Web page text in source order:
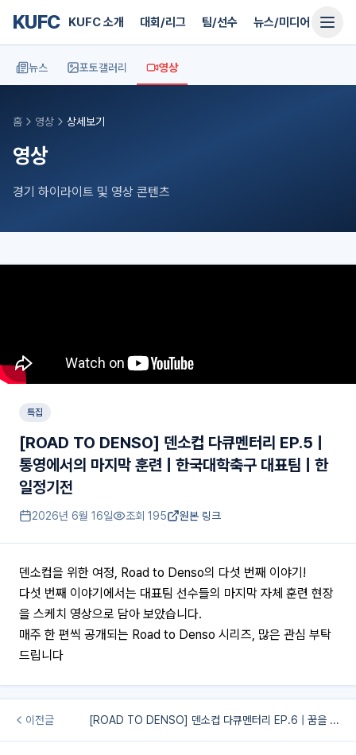
KUFC KUFC 소개 대회/리그 팀/선수 뉴스/미디어 지원
뉴스 포토갤러리 영상
홈 영상 상세보기
영상
경기 하이라이트 및 영상 콘텐츠
특집
[ROAD TO DENSO] 덴소컵 다큐멘터리 EP.5 |
통영에서의 마지막 훈련 | 한국대학축구 대표팀 | 한
일정기전
2026년 6월 16일 조회 195 원본 링크
덴소컵을 위한 여정, Road to Denso의 다섯 번째 이야기!
다섯 번째 이야기에서는 대표팀 선수들의 마지막 자체 훈련 현장
을 스케치 영상으로 담아 보았습니다.
매주 한 편씩 공개되는 Road to Denso 시리즈, 많은 관심 부탁
드립니다
이전글 [ROAD TO DENSO] 덴소컵 다큐멘터리 EP.6 | 꿈을 향해 | 경주한수원FC | 마지막 점검